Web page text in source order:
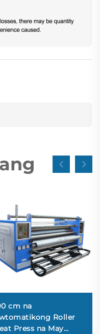
cm na
Roller
Press na May